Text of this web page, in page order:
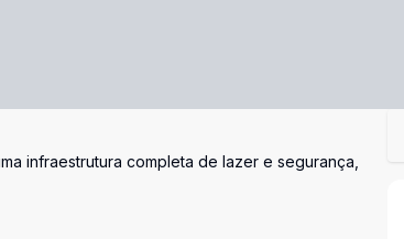
infraestrutura completa de lazer e segurança,